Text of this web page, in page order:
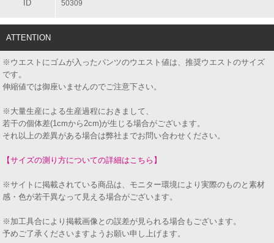
ID 50309
ATTENTION
※ウエストにゴムが入ったパンツのウエスト値は、推奨ウエストのサイズ
です。
伸縮値では御座いませんのでご注意下さい。
※大量生産による生産過程におきまして、
若干の個体差(1cmから2cm)が生じる場合がございます。
それ以上の差異がある場合は弊社までお問い合わせください。
【サイズの測り方についての詳細はこちら】
※サイトに掲載されている商品は、モニター環境により実際のものと素材
感・色が若干異なって見える場合がございます。
※加工具合により掲載画像との誤差が見られる場合もございます。
予めご了承くださいますようお願い申し上げます。